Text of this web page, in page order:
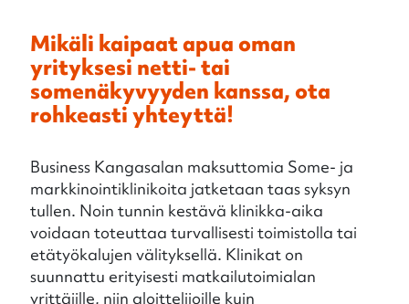
Mikäli kaipaat apua oman
yrityksesi netti- tai
somenäkyvyyden kanssa, ota
rohkeasti yhteyttä!
Business Kangasalan maksuttomia Some- ja
markkinointiklinikoita jatketaan taas syksyn
tullen. Noin tunnin kestävä klinikka-aika
voidaan toteuttaa turvallisesti toimistolla tai
etätyökalujen välityksellä. Klinikat on
suunnattu erityisesti matkailutoimialan
yrittäjille, niin aloittelijoille kuin